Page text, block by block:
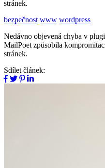
stránek.
bezpečnost www wordpress
Nedávno objevená chyba v
MailPoet způsobila
stránek.
Sdílet článek: